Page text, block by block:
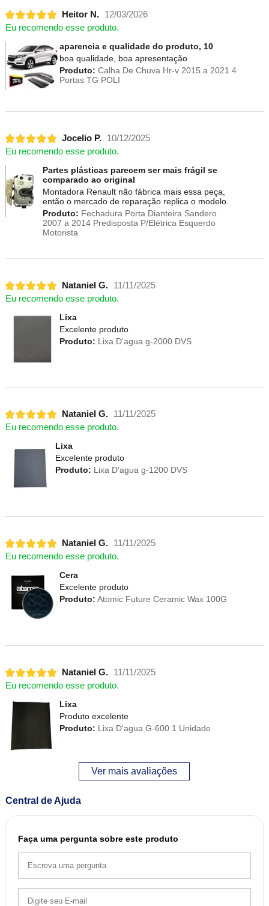
Heitor N.
12/03/2026
Eu recomendo esse produto.
aparencia e qualidade do produto, 10
boa qualidade, boa apresentação
Produto: Calha De Chuva Hr-v 2015 a 2021 4
Portas TG POLI
Jocelio P.
10/12/2025
Eu recomendo esse produto.
Partes plásticas parecem ser mais frágil se
comparado ao original
Montadora Renault não fábrica mais essa peça,
então o mercado de reparação replica o modelo.
Produto: Fechadura Porta Dianteira Sandero
2007 a 2014 Predisposta P/Elétrica Esquerdo
Motorista
Nataniel G.
11/11/2025
Eu recomendo esse produto.
Lixa
Excelente produto
Produto: Lixa D'agua g-2000 DVS
Nataniel G.
11/11/2025
Eu recomendo esse produto.
Lixa
Excelente produto
Produto: Lixa D'agua g-1200 DVS
Nataniel G.
11/11/2025
Eu recomendo esse produto.
Cera
Excelente produto
Produto: Atomic Future Ceramic Wax 100G
Nataniel G.
11/11/2025
Eu recomendo esse produto.
Lixa
Produto excelente
Produto: Lixa D'agua G-600 1 Unidade
Ver mais avaliações
Central de Ajuda
Faça uma pergunta sobre este produto